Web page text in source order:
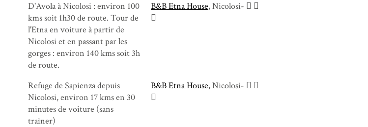
D'Avola à Nicolosi : environ 100
kms soit 1h30 de route. Tour de
l'Etna en voiture à partir de
Nicolosi et en passant par les
gorges : environ 140 kms soit 3h
de route.
B&B Etna House, Nicolosi-
Refuge de Sapienza depuis
Nicolosi, environ 17 kms en 30
minutes de voiture (sans
traîner)
B&B Etna House, Nicolosi-